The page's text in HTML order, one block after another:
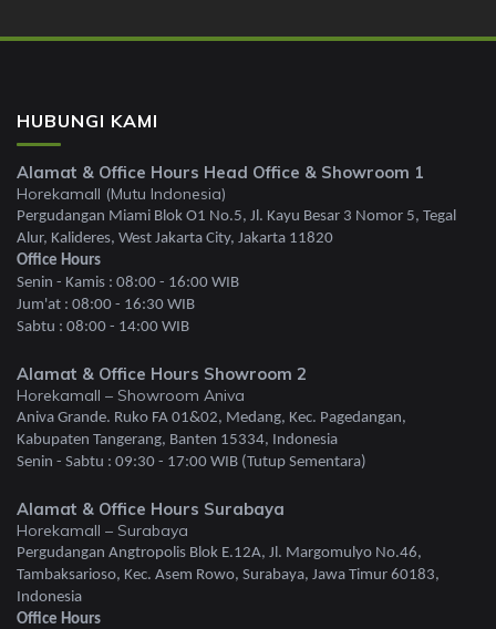
HUBUNGI KAMI
Alamat & Office Hours Head Office & Showroom 1
Horekamall (Mutu Indonesia)
Pergudangan Miami Blok O1 No.5, Jl. Kayu Besar 3 Nomor 5, Tegal
Alur, Kalideres, West Jakarta City, Jakarta 11820
Office Hours
Senin - Kamis : 08:00 - 16:00 WIB
Jum'at : 08:00 - 16:30 WIB
Sabtu : 08:00 - 14:00 WIB
Alamat & Office Hours Showroom 2
Horekamall – Showroom Aniva
Aniva Grande. Ruko FA 01&02, Medang, Kec. Pagedangan,
Kabupaten Tangerang, Banten 15334, Indonesia
Senin - Sabtu : 09:30 - 17:00 WIB (Tutup Sementara)
Alamat & Office Hours Surabaya
Horekamall – Surabaya
Pergudangan Angtropolis Blok E.12A, Jl. Margomulyo No.46,
Tambaksarioso, Kec. Asem Rowo, Surabaya, Jawa Timur 60183,
Indonesia
Office Hours